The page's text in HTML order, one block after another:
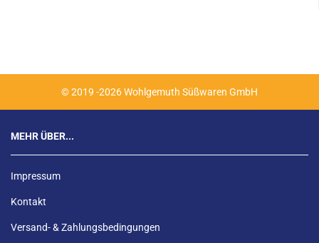
© 2019 -2026 Wohlgemuth Süßwaren GmbH
MEHR ÜBER...
Impressum
Kontakt
Versand- & Zahlungsbedingungen